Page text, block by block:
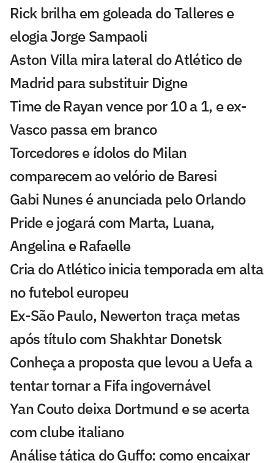
Rick brilha em goleada do Talleres e
elogia Jorge Sampaoli
Aston Villa mira lateral do Atlético de
Madrid para substituir Digne
Time de Rayan vence por 10 a 1, e ex-
Vasco passa em branco
Torcedores e ídolos do Milan
comparecem ao velório de Baresi
Gabi Nunes é anunciada pelo Orlando
Pride e jogará com Marta, Luana,
Angelina e Rafaelle
Cria do Atlético inicia temporada em alta
no futebol europeu
Ex-São Paulo, Newerton traça metas
após título com Shakhtar Donetsk
Conheça a proposta que levou a Uefa a
tentar tornar a Fifa ingovernável
Yan Couto deixa Dortmund e se acerta
com clube italiano
Análise tática do Guffo: como encaixar